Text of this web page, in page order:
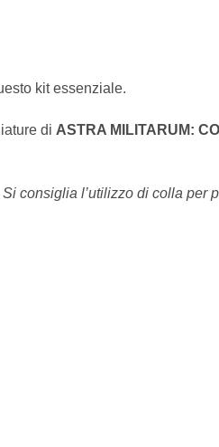
kit essenziale.
di ASTRA MILITARUM:
consiglia l’utilizzo di colla per